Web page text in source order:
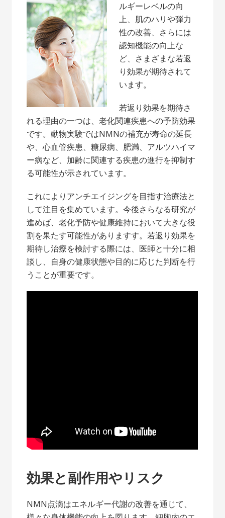
ルギーレベルの向
上、肌のハリや弾力
性の改善、さらには
認知機能の向上な
ど、さまざまな若返
り効果が期待されて
います。
若返り効果を期待さ
れる理由の一つは、老化関連疾患への予防効果
です。動物実験ではNMNの補充が寿命の延長
や、心血管疾患、糖尿病、肥満、アルツハイマ
ー病など、加齢に関連する疾患の進行を抑制す
る可能性が示されています。
これによりアンチエイジングを目指す治療法と
して注目を集めています。今後さらなる研究が
進めば、老化予防や健康維持において大きな役
割を果たす可能性がありますす。若返り効果を
期待し治療を検討する際には、医師と十分に相
談し、自身の健康状態や目的に応じた判断を行
うことが重要です。
効果と副作用やリスク
NMN点滴はエネルギー代謝の改善を通じて、